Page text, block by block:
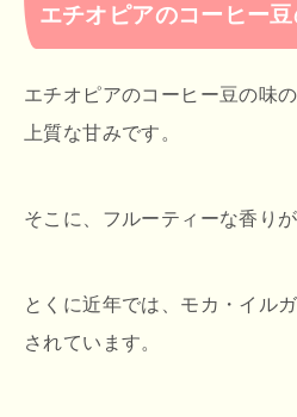
エチオピアのコーヒー
エチオピアのコーヒー豆の味
上質な甘みです。
そこに、フルーティーな香りが
とくに近年では、モカ・イル
されています。